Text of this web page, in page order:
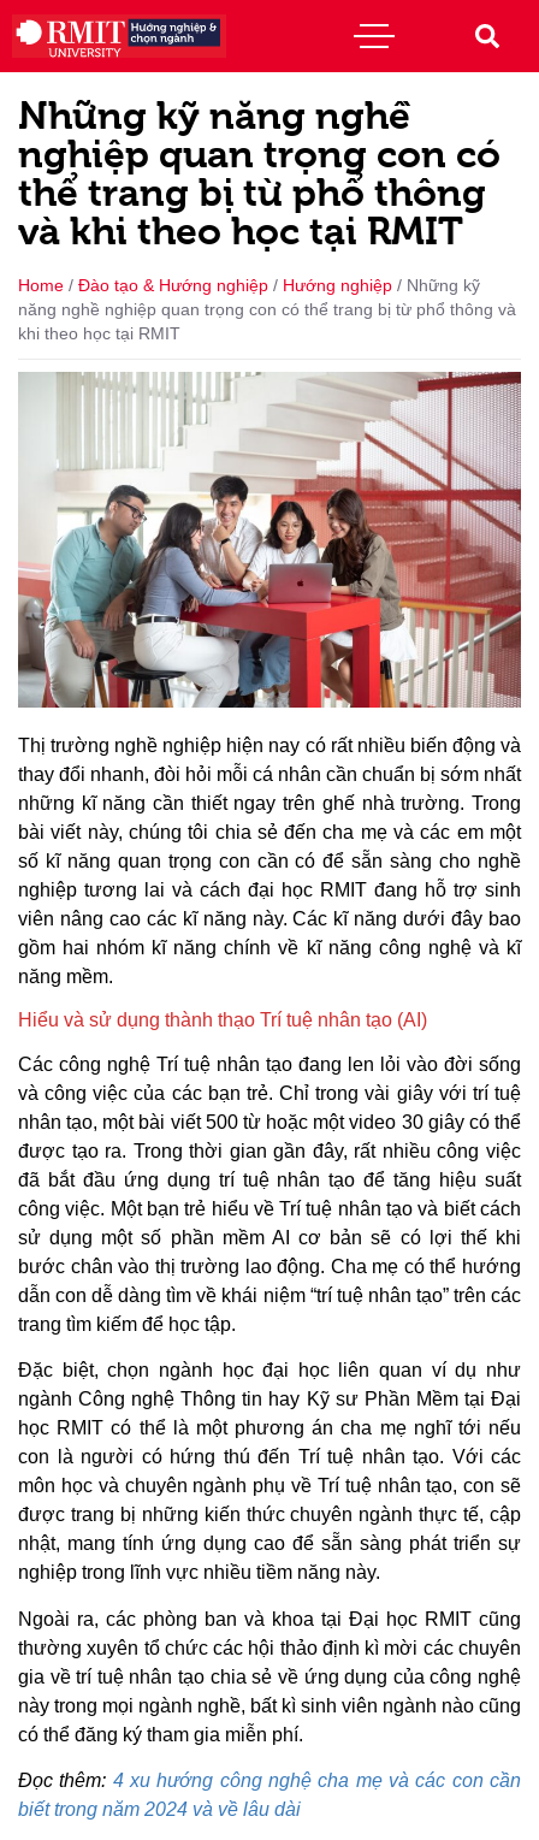
Những kỹ năng nghề
nghiệp quan trọng con có
thể trang bị từ phổ thông
và khi theo học tại RMIT
Home / Đào tạo & Hướng nghiệp / Hướng nghiệp / Những kỹ
năng nghề nghiệp quan trọng con có thể trang bị từ phổ thông và
khi theo học tại RMIT
Thị trường nghề nghiệp hiện nay có rất nhiều biến động và
thay đổi nhanh, đòi hỏi mỗi cá nhân cần chuẩn bị sớm nhất
những kĩ năng cần thiết ngay trên ghế nhà trường. Trong
bài viết này, chúng tôi chia sẻ đến cha mẹ và các em một
số kĩ năng quan trọng con cần có để sẵn sàng cho nghề
nghiệp tương lai và cách đại học RMIT đang hỗ trợ sinh
viên nâng cao các kĩ năng này. Các kĩ năng dưới đây bao
gồm hai nhóm kĩ năng chính về kĩ năng công nghệ và kĩ
năng mềm.
Hiểu và sử dụng thành thạo Trí tuệ nhân tạo (AI)
Các công nghệ Trí tuệ nhân tạo đang len lỏi vào đời sống
và công việc của các bạn trẻ. Chỉ trong vài giây với trí tuệ
nhân tạo, một bài viết 500 từ hoặc một video 30 giây có thể
được tạo ra. Trong thời gian gần đây, rất nhiều công việc
đã bắt đầu ứng dụng trí tuệ nhân tạo để tăng hiệu suất
công việc. Một bạn trẻ hiểu về Trí tuệ nhân tạo và biết cách
sử dụng một số phần mềm AI cơ bản sẽ có lợi thế khi
bước chân vào thị trường lao động. Cha mẹ có thể hướng
dẫn con dễ dàng tìm về khái niệm “trí tuệ nhân tạo” trên các
trang tìm kiếm để học tập.
Đặc biệt, chọn ngành học đại học liên quan ví dụ như
ngành Công nghệ Thông tin hay Kỹ sư Phần Mềm tại Đại
học RMIT có thể là một phương án cha mẹ nghĩ tới nếu
con là người có hứng thú đến Trí tuệ nhân tạo. Với các
môn học và chuyên ngành phụ về Trí tuệ nhân tạo, con sẽ
được trang bị những kiến thức chuyên ngành thực tế, cập
nhật, mang tính ứng dụng cao để sẵn sàng phát triển sự
nghiệp trong lĩnh vực nhiều tiềm năng này.
Ngoài ra, các phòng ban và khoa tại Đại học RMIT cũng
thường xuyên tổ chức các hội thảo định kì mời các chuyên
gia về trí tuệ nhân tạo chia sẻ về ứng dụng của công nghệ
này trong mọi ngành nghề, bất kì sinh viên ngành nào cũng
có thể đăng ký tham gia miễn phí.
Đọc thêm: 4 xu hướng công nghệ cha mẹ và các con cần
biết trong năm 2024 và về lâu dài